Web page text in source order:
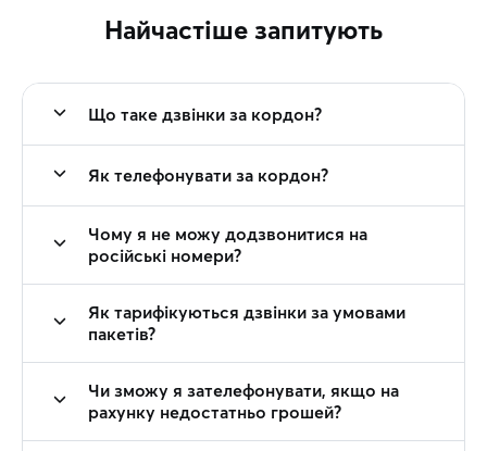
Найчастіше запитують
Що таке дзвінки за кордон?
Як телефонувати за кордон?
Чому я не можу додзвонитися на
російські номери?
Як тарифікуються дзвінки за умовами
пакетів?
Чи зможу я зателефонувати, якщо на
рахунку недостатньо грошей?